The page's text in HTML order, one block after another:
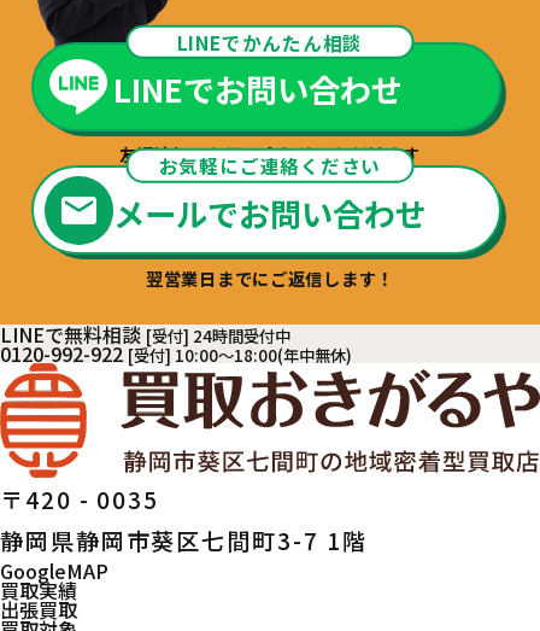
LINEでかんたん相談
LINEでお問い合わせ
友達追加でお問い合わせいただけます
お気軽にご連絡ください
メールでお問い合わせ
翌営業日までにご返信します！
LINEで無料相談 [受付] 24時間受付中
0120-992-922 [受付] 10:00～18:00(年中無休)
〒420 - 0035
静岡県静岡市葵区七間町3-7 1階
GoogleMAP
買取実績
出張買取